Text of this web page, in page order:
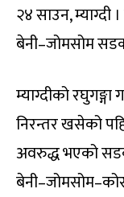
२४ साउन, म्याग्दी
बेनी–जोमसोम
म्याग्दीको
निरन्तर खसेको
अवरुद्ध भएको